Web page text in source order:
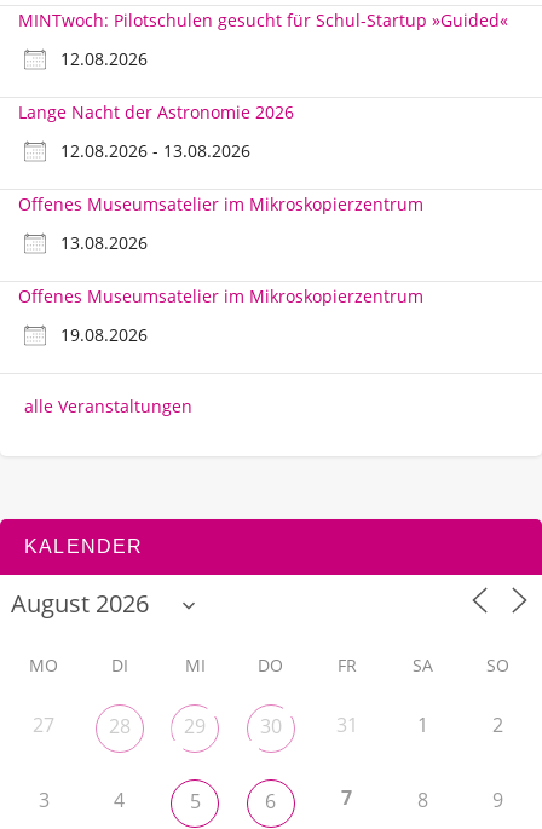
MINTwoch: Pilotschulen gesucht für Schul-Startup »Guided«
12.08.2026
Lange Nacht der Astronomie 2026
12.08.2026 - 13.08.2026
Offenes Museumsatelier im Mikroskopierzentrum
13.08.2026
Offenes Museumsatelier im Mikroskopierzentrum
19.08.2026
alle Veranstaltungen
KALENDER
MO DI MI DO FR SA SO
27 28 29 30 31 1 2
3 4 5 6 7 8 9